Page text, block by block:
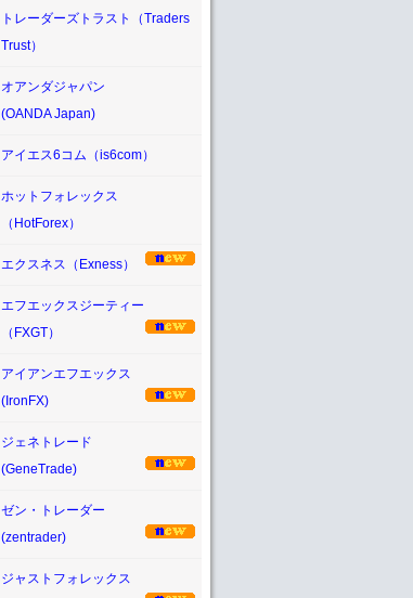
トレーダーズトラスト（Traders
Trust）
オアンダジャパン
(OANDA Japan)
アイエス6コム（is6com）
ホットフォレックス
（HotForex）
エクスネス（Exness）
エフエックスジーティー
（FXGT）
アイアンエフエックス
(IronFX)
ジェネトレード
(GeneTrade)
ゼン・トレーダー
(zentrader)
ジャストフォレックス